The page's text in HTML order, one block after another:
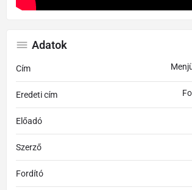
Adatok
Cím
Eredeti cím
Előadó
Szerző
Fordító